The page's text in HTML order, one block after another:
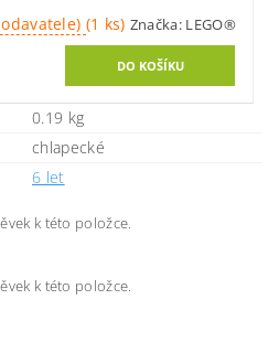
(1 ks) Značka: LEGO®
0.19 kg
chlapecké
6 let
k této položce.
k této položce.